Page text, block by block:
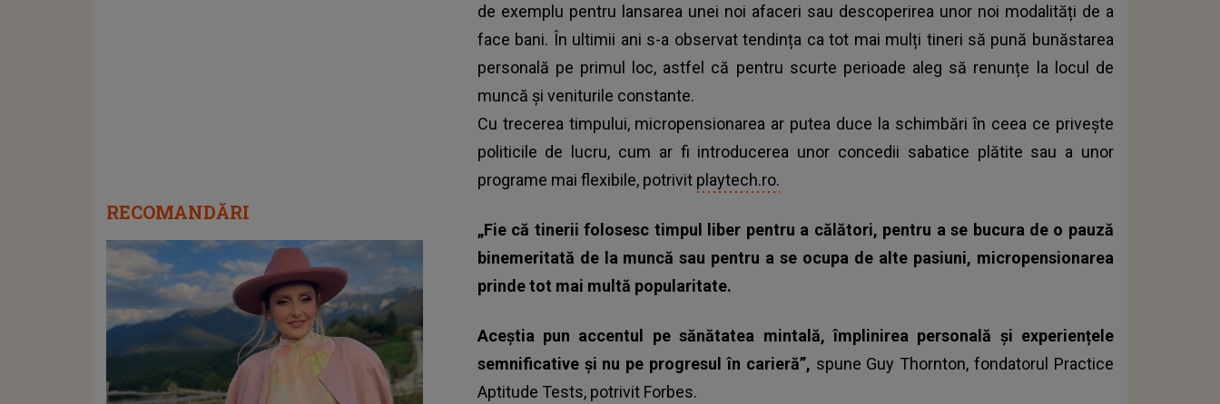
de exemplu pentru lansarea unei noi afaceri sau descoperirea unor noi modalități de a
face bani. În ultimii ani s-a observat tendința ca tot mai mulți tineri să pună bunăstarea
personală pe primul loc, astfel că pentru scurte perioade aleg să renunțe la locul de
muncă și veniturile constante.
Cu trecerea timpului, micropensionarea ar putea duce la schimbări în ceea ce privește
politicile de lucru, cum ar fi introducerea unor concedii sabatice plătite sau a unor
programe mai flexibile, potrivit playtech.ro.
„Fie că tinerii folosesc timpul liber pentru a călători, pentru a se bucura de o pauză
binemeritată de la muncă sau pentru a se ocupa de alte pasiuni, micropensionarea
prinde tot mai multă popularitate.
Aceștia pun accentul pe sănătatea mintală, împlinirea personală și experiențele
semnificative și nu pe progresul în carieră”, spune Guy Thornton, fondatorul Practice
Aptitude Tests, potrivit Forbes.
RECOMANDĂRI